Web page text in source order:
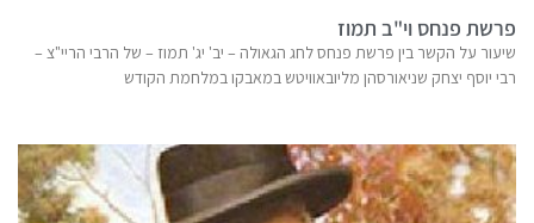
פרשת פנחס וי"ב תמוז
שיעור על הקשר בין פרשת פנחס לחג הגאולה – יב' יג' תמוז – של הרבי הריי"צ –
רבי יוסף יצחק שניאורסהן מליובאוויטש במאבקו במלחמת הקודש